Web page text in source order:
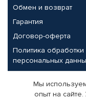
Обмен и возврат
Гарантия
Договор-оферта
Политика обработки
персональных
Партнерам
Мы
опыт на